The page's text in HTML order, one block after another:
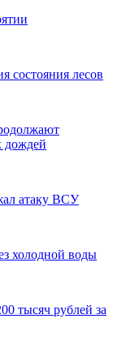
состояния лесов
дождей
атаку ВСУ
холодной воды
тысяч рублей за